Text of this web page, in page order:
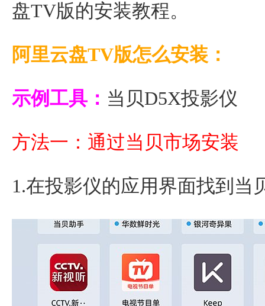
盘TV版的安装教程。
阿里云盘TV版怎么安装：
示例工具： 当贝D5X投影仪
方法一：通过当贝市场安装
1.在投影仪的应用界面找到当